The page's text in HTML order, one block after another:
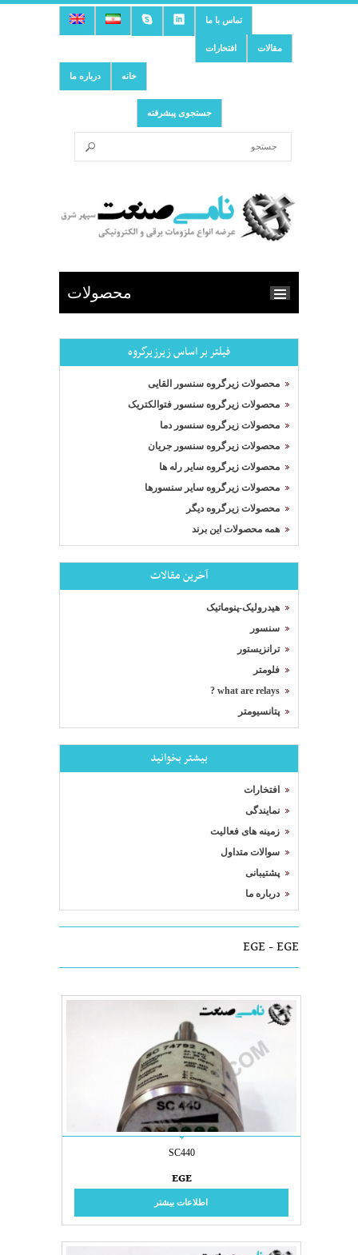
تماس با ما
افتخارات مقالات
درباره ما خانه
جستجوی پیشرفته
محصولات
فیلتر بر اساس زیرزیرگروه
محصولات زیرگروه سنسور القایی
محصولات زیرگروه سنسور فتوالکتریک
محصولات زیرگروه سنسور دما
محصولات زیرگروه سنسور جریان
محصولات زیرگروه سایر رله ها
محصولات زیرگروه سایر سنسورها
محصولات زیرگروه دیگر
همه محصولات این برند
آخرین مقالات
هیدرولیک-پنوماتیک
سنسور
ترانزیستور
فلومتر
what are relays ?
پتانسیومتر
بیشتر بخوانید
افتخارات
نمایندگی
زمینه های فعالیت
سوالات متداول
پشتیبانی
درباره ما
EGE - EGE
SC440
EGE
اطلاعات بیشتر